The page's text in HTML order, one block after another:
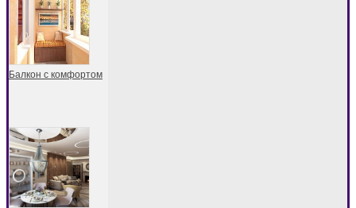
Балкон с комфортом